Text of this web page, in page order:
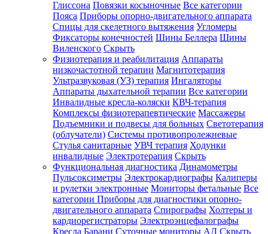
Глиссона Повязки косыночные Все категории
Пояса Приборы опорно-двигательного аппарата
Спицы для скелетного вытяжения Угломеры
Фиксаторы конечностей Шины Беллера Шины
Виленского Скрыть
Физиотерапия и реабилитация Аппараты
низкочастотной терапии Магнитотерапия
Ультразвуковая (УЗ) терапия Ингаляторы
Аппараты дыхательной терапии Все категории
Инвалидные кресла-коляски КВЧ-терапия
Комплексы физиотерапевтические Массажеры
Подъемники и подвесы для больных Светотерапия
(облучатели) Системы противопролежневые
Стулья санитарные УВЧ терапия Ходунки
инвалидные Электротерапия Скрыть
Функциональная диагностика Динамометры
Пульсоксиметры Электрокардиографы Калиперы
и рулетки электронные Мониторы фетальные Все
категории Приборы для диагностики опорно-
двигательного аппарата Спирографы Холтеры и
кардиорегистраторы Электроэнцефалографы
Кресла Барани Суточные мониторы АД Скрыть